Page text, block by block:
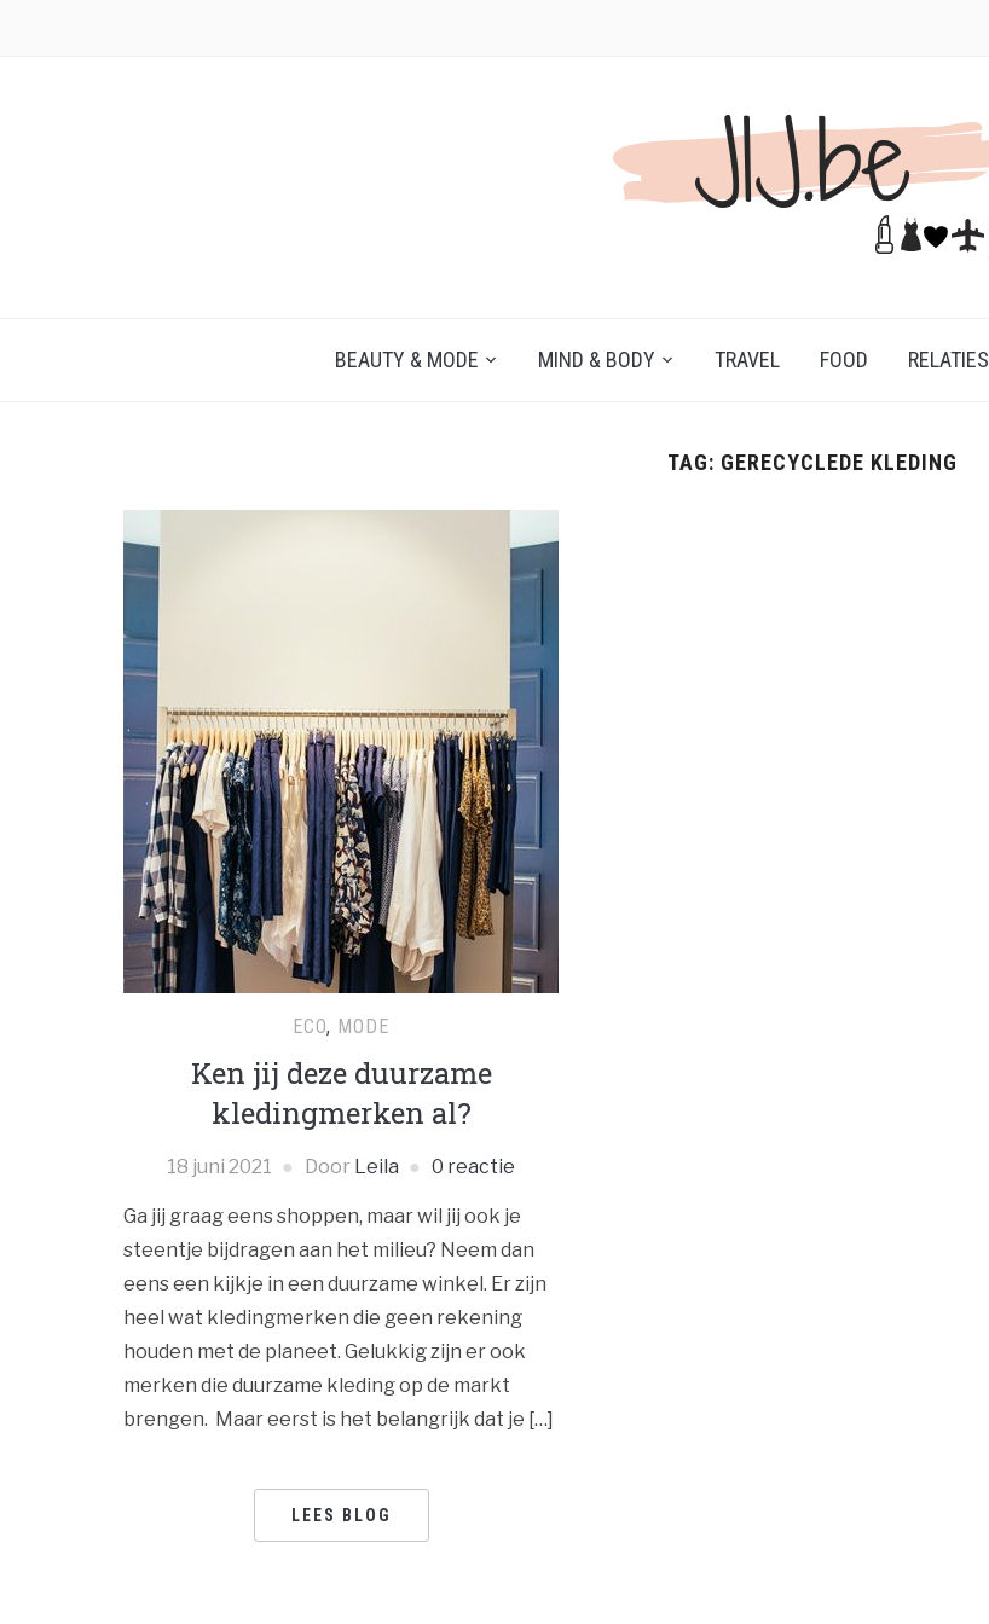
BEAUTY & MODE MIND & BODY TRAVEL FOOD RELATIES
TAG: GERECYCLEDE KLEDING
ECO, MODE
Ken jij deze duurzame
kledingmerken al?
18 juni 2021 Door Leila 0 reactie
Ga jij graag eens shoppen, maar wil jij ook je
steentje bijdragen aan het milieu? Neem dan
eens een kijkje in een duurzame winkel. Er zijn
heel wat kledingmerken die geen rekening
houden met de planeet. Gelukkig zijn er ook
merken die duurzame kleding op de markt
brengen. Maar eerst is het belangrijk dat je […]
LEES BLOG